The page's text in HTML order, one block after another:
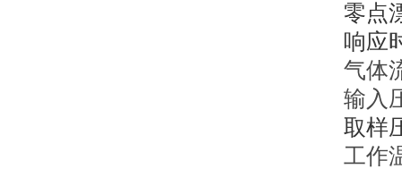
零点
响应
气体
输入
取样
工作